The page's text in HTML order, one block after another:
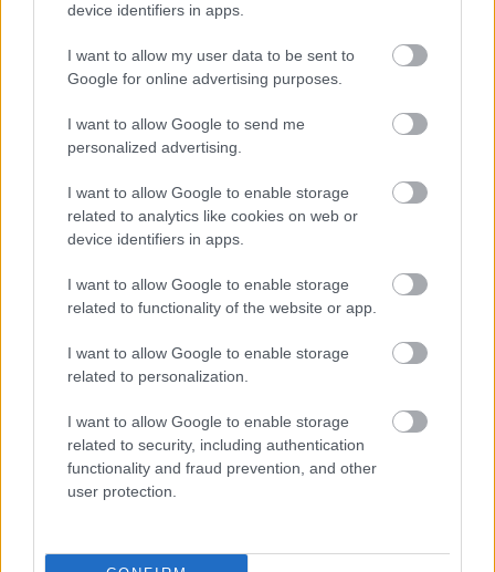
device identifiers in apps.
I want to allow my user data to be sent to
Google for online advertising purposes.
I want to allow Google to send me
personalized advertising.
I want to allow Google to enable storage
related to analytics like cookies on web or
device identifiers in apps.
I want to allow Google to enable storage
related to functionality of the website or app.
I want to allow Google to enable storage
related to personalization.
I want to allow Google to enable storage
related to security, including authentication
functionality and fraud prevention, and other
user protection.
Paris Saint-Germainvs
Manchester United
Nya Ullevi, Göteborg
2026-08-08 17:00
2 nap 2 óra 11 perc 19 másodperc
Leeds Unitedvs Manchester United2026-08-12 20:30
Manchester United 2026-08-15 18:00